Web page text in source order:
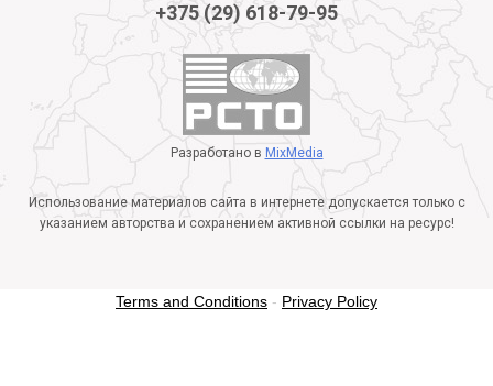
+375 (29) 618-79-95
Разработано в MixMedia
Использование материалов сайта в интернете допускается только с
указанием авторства и сохранением активной ссылки на ресурс!
Terms and Conditions - Privacy Policy